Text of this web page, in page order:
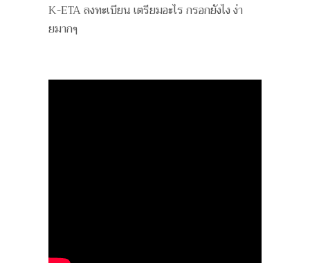
K-ETA ลงทะเบียน เตรียมอะไร กรอกยังไง ง่า
ยมากๆ